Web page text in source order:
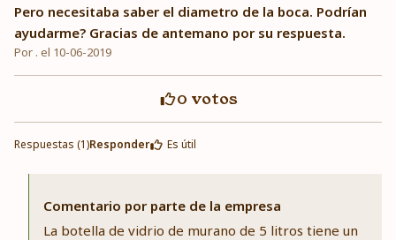
Pero necesitaba saber el diametro de la boca. Podrían
ayudarme? Gracias de antemano por su respuesta.
Por . el 10-06-2019
0 votos
Respuestas (1)Responder Es útil
Comentario por parte de la empresa
La botella de vidrio de murano de 5 litros tiene un